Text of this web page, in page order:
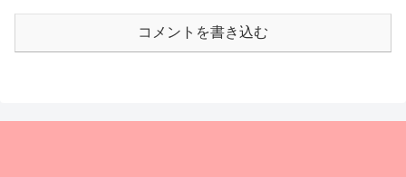
コメントを書き込む